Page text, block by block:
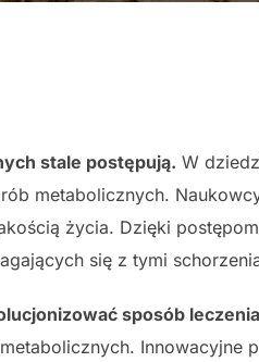
stale postępują. W
metabolicznych.
życia. Dzięki
się z tymi
sposób